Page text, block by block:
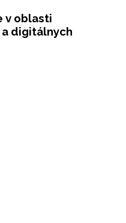
v oblasti
digitálnych